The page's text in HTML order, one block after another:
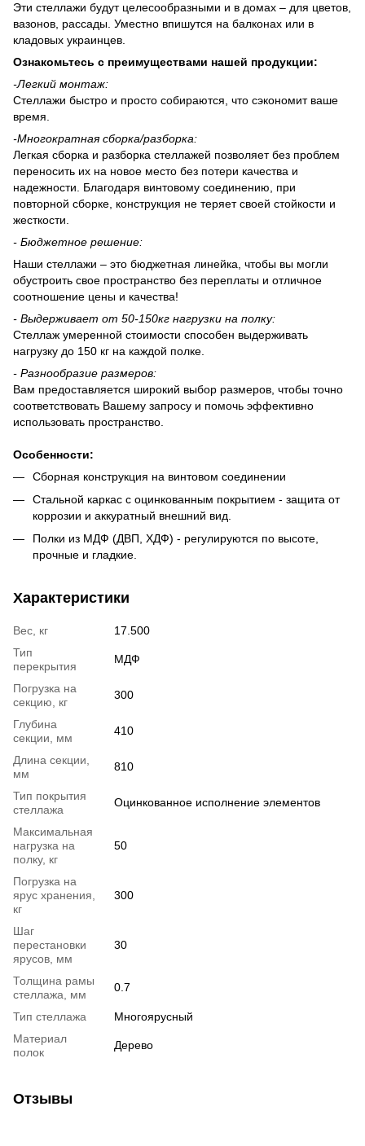
Эти стеллажи будут целесообразными и в домах – для цветов,
вазонов, рассады. Уместно впишутся на балконах или в
кладовых украинцев.
Ознакомьтесь с преимуществами нашей продукции:
-Легкий монтаж:
Стеллажи быстро и просто собираются, что сэкономит ваше
время.
-Многократная сборка/разборка:
Легкая сборка и разборка стеллажей позволяет без проблем
переносить их на новое место без потери качества и
надежности. Благодаря винтовому соединению, при
повторной сборке, конструкция не теряет своей стойкости и
жесткости.
- Бюджетное решение:
Наши стеллажи – это бюджетная линейка, чтобы вы могли
обустроить свое пространство без переплаты и отличное
соотношение цены и качества!
- Выдерживает от 50-150кг нагрузки на полку:
Стеллаж умеренной стоимости способен выдерживать
нагрузку до 150 кг на каждой полке.
- Разнообразие размеров:
Вам предоставляется широкий выбор размеров, чтобы точно
соответствовать Вашему запросу и помочь эффективно
использовать пространство.
Особенности:
Сборная конструкция на винтовом соединении
Стальной каркас с оцинкованным покрытием - защита от
коррозии и аккуратный внешний вид.
Полки из МДФ (ДВП, ХДФ) - регулируются по высоте,
прочные и гладкие.
Характеристики
Вес, кг
17.500
Тип
перекрытия
МДФ
Погрузка на
секцию, кг
300
Глубина
секции, мм
410
Длина секции,
мм
810
Тип покрытия
стеллажа
Оцинкованное исполнение элементов
Максимальная
нагрузка на
полку, кг
50
Погрузка на
ярус хранения,
кг
300
Шаг
перестановки
ярусов, мм
30
Толщина рамы
стеллажа, мм
0.7
Тип стеллажа
Многоярусный
Материал
полок
Дерево
Отзывы